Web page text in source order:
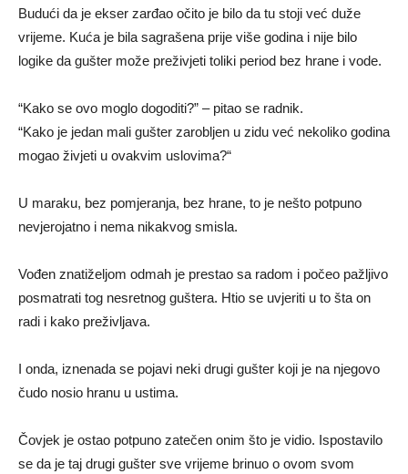
Budući da je ekser zarđao očito je bilo da tu stoji već duže
vrijeme. Kuća je bila sagrašena prije više godina i nije bilo
logike da gušter može preživjeti toliki period bez hrane i vode.
“Kako se ovo moglo dogoditi?” – pitao se radnik.
“Kako je jedan mali gušter zarobljen u zidu već nekoliko godina
mogao živjeti u ovakvim uslovima?“
U maraku, bez pomjeranja, bez hrane, to je nešto potpuno
nevjerojatno i nema nikakvog smisla.
Vođen znatiželjom odmah je prestao sa radom i počeo pažljivo
posmatrati tog nesretnog guštera. Htio se uvjeriti u to šta on
radi i kako preživljava.
I onda, iznenada se pojavi neki drugi gušter koji je na njegovo
čudo nosio hranu u ustima.
Čovjek je ostao potpuno zatečen onim što je vidio. Ispostavilo
se da je taj drugi gušter sve vrijeme brinuo o ovom svom